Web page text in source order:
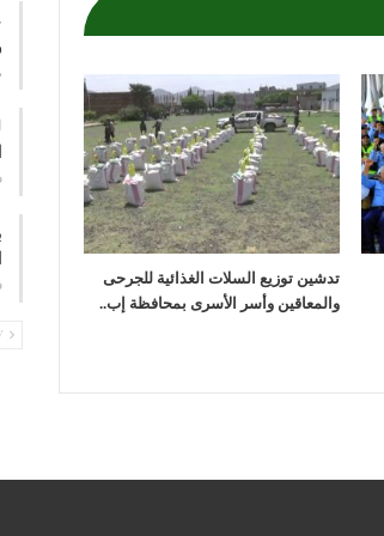
تدشين توزيع السلات الغذائية للجرحى
والمعاقين وأسر الأسرى بمحافظة إب..